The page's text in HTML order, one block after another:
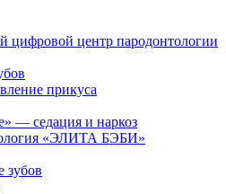
цифровой центр пародонтологии
прикуса
— седация и наркоз
«ЭЛИТА БЭБИ»
зубов